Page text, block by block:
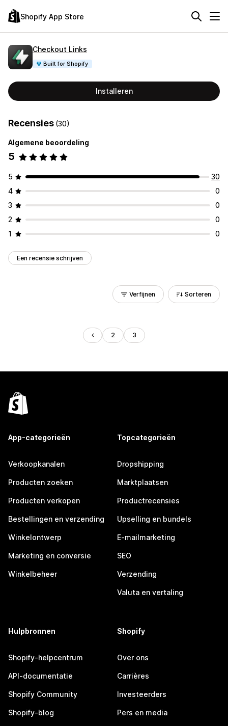
Shopify App Store
Checkout Links
Built for Shopify
Installeren
Recensies (30)
Algemene beoordeling
5
5
30
4
0
3
0
2
0
1
0
Een recensie schrijven
Verfijnen Sorteren
2 3
App-categorieën
Verkoopkanalen
Producten zoeken
Producten verkopen
Bestellingen en verzending
Winkelontwerp
Marketing en conversie
Winkelbeheer
Topcategorieën
Dropshipping
Marktplaatsen
Productrecensies
Upselling en bundels
E-mailmarketing
SEO
Verzending
Valuta en vertaling
Hulpbronnen
Shopify-helpcentrum
API-documentatie
Shopify Community
Shopify-blog
Shopify
Over ons
Carrières
Investeerders
Pers en media